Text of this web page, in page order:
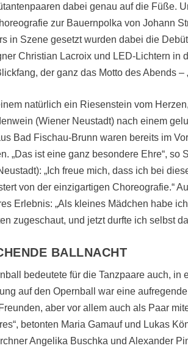
dabei genau auf die Füße.
zur Bauernpolka von Johann
in Szene gesetzt wurden dabei die
Christian Lacroix und LED-Lichtern in
der ganz das Motto des Abends –
natürlich ein Riesenstein vom
(Wiener Neustadt) nach einem
Bad Fischau-Brunn waren bereits im
„Das ist eine ganz besondere Ehre“,
„Ich freue mich, dass ich bei
von der einzigartigen Choreografie.“
Erlebnis: „Als kleines Mädchen habe
zugeschaut, und jetzt durfte ich selbst
BALLNACHT
bedeutete für die Tanzpaare auch,
auf den Opernball war eine
aber vor allem auch als Paar
betonten Maria Gamauf und Lukas
Angelika Buschka und Alexander